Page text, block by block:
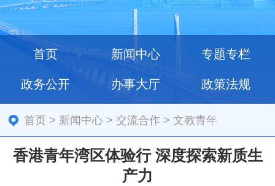
首页 新闻中心 专题专栏
政务公开 办事大厅 政策法规
首页 > 新闻中心 >交流合作 >文教青年
香港青年湾区体验行 深度探索新质生
产力